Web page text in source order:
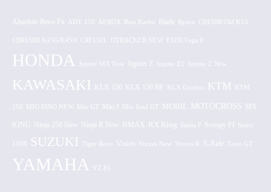
Absolute Revo Fit ADV 150 AEROX CB150R Old K15
CBR150R K45G/K45N CRF150L DTRACKER NEW F1ZR/Vega R
HONDA Jupiter MX New Jupiter Z Jupiter Z1 Jupiter Z New
KAWASAKI KLX 150 KLX 150 BF KLX Gordon KTM KTM
250 MIO FINO NEW Mio GT Mio J Mio Soul GT MOBIL MOTOCROSS MX
KING Ninja 250 New Ninja R New NMAX RX King Satria F Scoopy FI Sonic
150R SUZUKI Tiger Revo Vixion Vixion New Vixion R X-Ride Xeon GT
YAMAHA YZ 85